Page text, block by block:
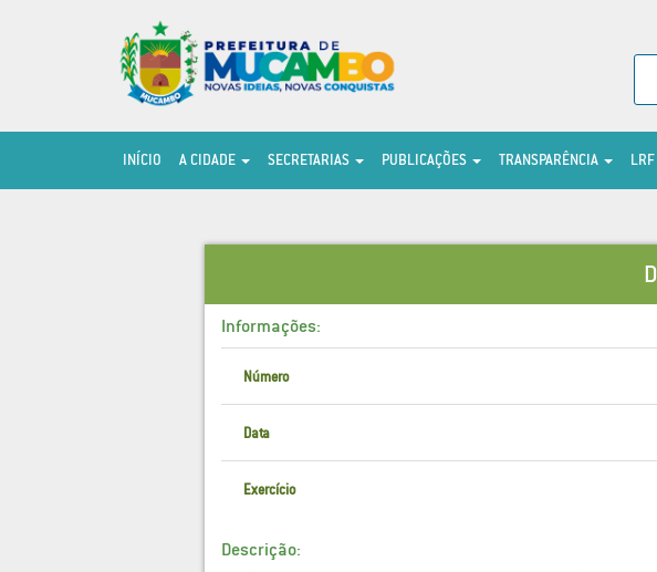
INÍCIO A CIDADE SECRETARIAS PUBLICAÇÕES TRANSPARÊNCIA
Informações:
Número
Data
Exercício
Descrição: